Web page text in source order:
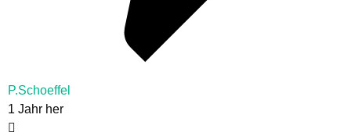
P.Schoeffel
1 Jahr her